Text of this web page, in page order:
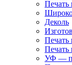
Печать
Деколь
Печать
Печать
УФ —